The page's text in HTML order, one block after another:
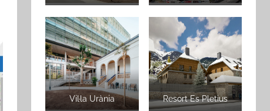
Vil·la Urània Resort Es Pletius